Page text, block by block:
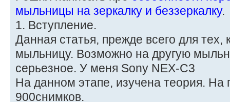
мыльницы на зеркалку и беззеркалку.
1. Вступление.
Данная статья, прежде всего для тех,
мыльницу. Возможно на другую
серьезное. У меня Sony NEX-C3
На данном этапе, изучена теория. На
900снимков.